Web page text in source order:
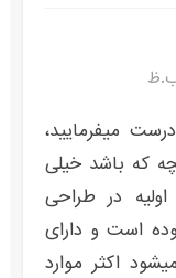
میفرمایید،
که باشد خیلی
در طراحی
است و دارای
اکثر موارد